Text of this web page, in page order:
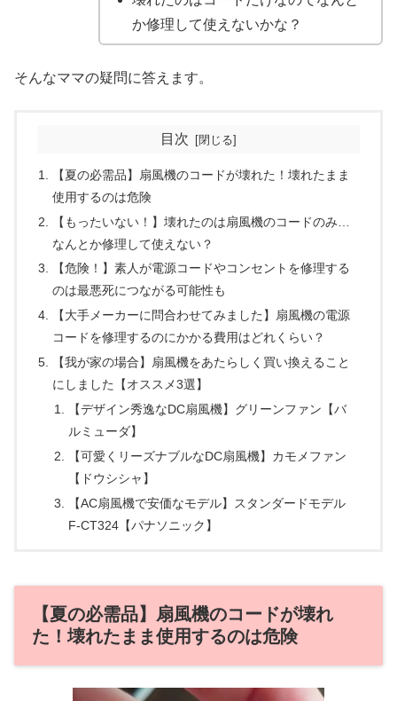
か修理して使えないかな？
そんなママの疑問に答えます。
目次
【夏の必需品】扇風機のコードが壊れた！壊れたまま
使用するのは危険
【もったいない！】壊れたのは扇風機のコードのみ…
なんとか修理して使えない？
【危険！】素人が電源コードやコンセントを修理する
のは最悪死につながる可能性も
【大手メーカーに問合わせてみました】扇風機の電源
コードを修理するのにかかる費用はどれくらい？
【我が家の場合】扇風機をあたらしく買い換えること
にしました【オススメ3選】
【デザイン秀逸なDC扇風機】グリーンファン【バ
ルミューダ】
【可愛くリーズナブルなDC扇風機】カモメファン
【ドウシシャ】
【AC扇風機で安価なモデル】スタンダードモデル
F-CT324【パナソニック】
【夏の必需品】扇風機のコードが壊れ
た！壊れたまま使用するのは危険